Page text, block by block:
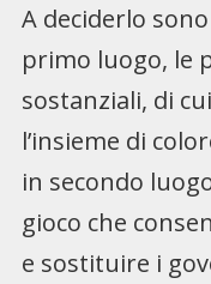
A deciderlo
primo luogo, le
sostanziali, di
l’insieme di
in secondo
gioco che
e sostituire i